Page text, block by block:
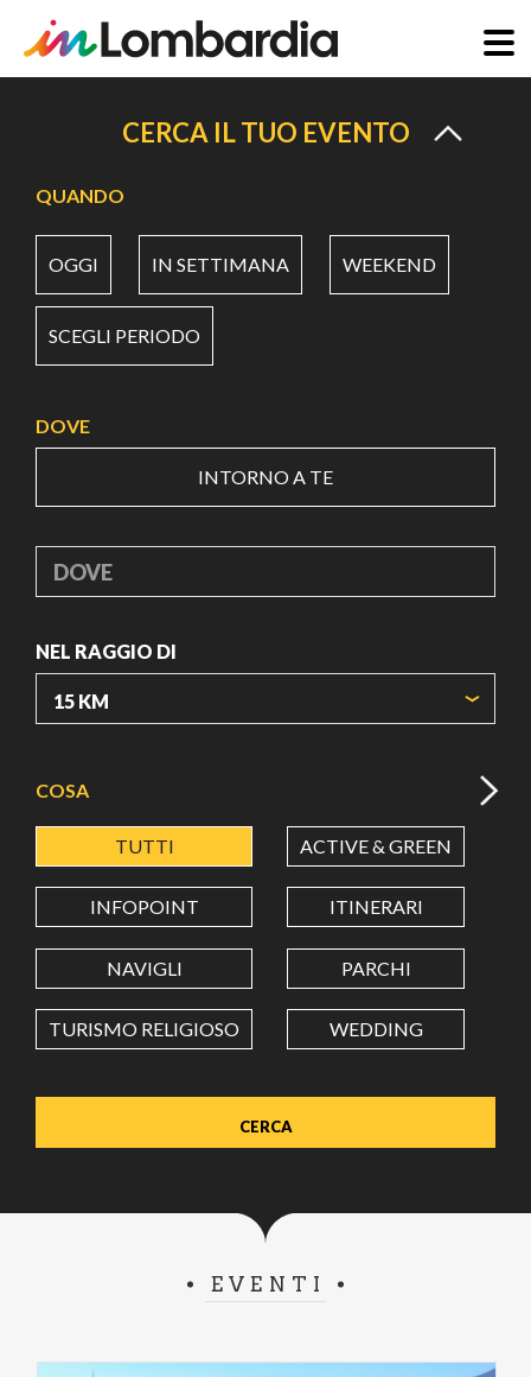
principale
CERCA IL TUO EVENTO
QUANDO
OGGI IN SETTIMANA WEEKEND
SCEGLI PERIODO
DOVE
INTORNO A TE
DOVE
NEL RAGGIO DI
LATITUDINE
LONGITUDINE
Value in decimal degrees. Use dot (.) as decimal separator.
COSA
TUTTI ACTIVE & GREEN
INFOPOINT ITINERARI
NAVIGLI PARCHI
TURISMO RELIGIOSO WEDDING
EVENTI